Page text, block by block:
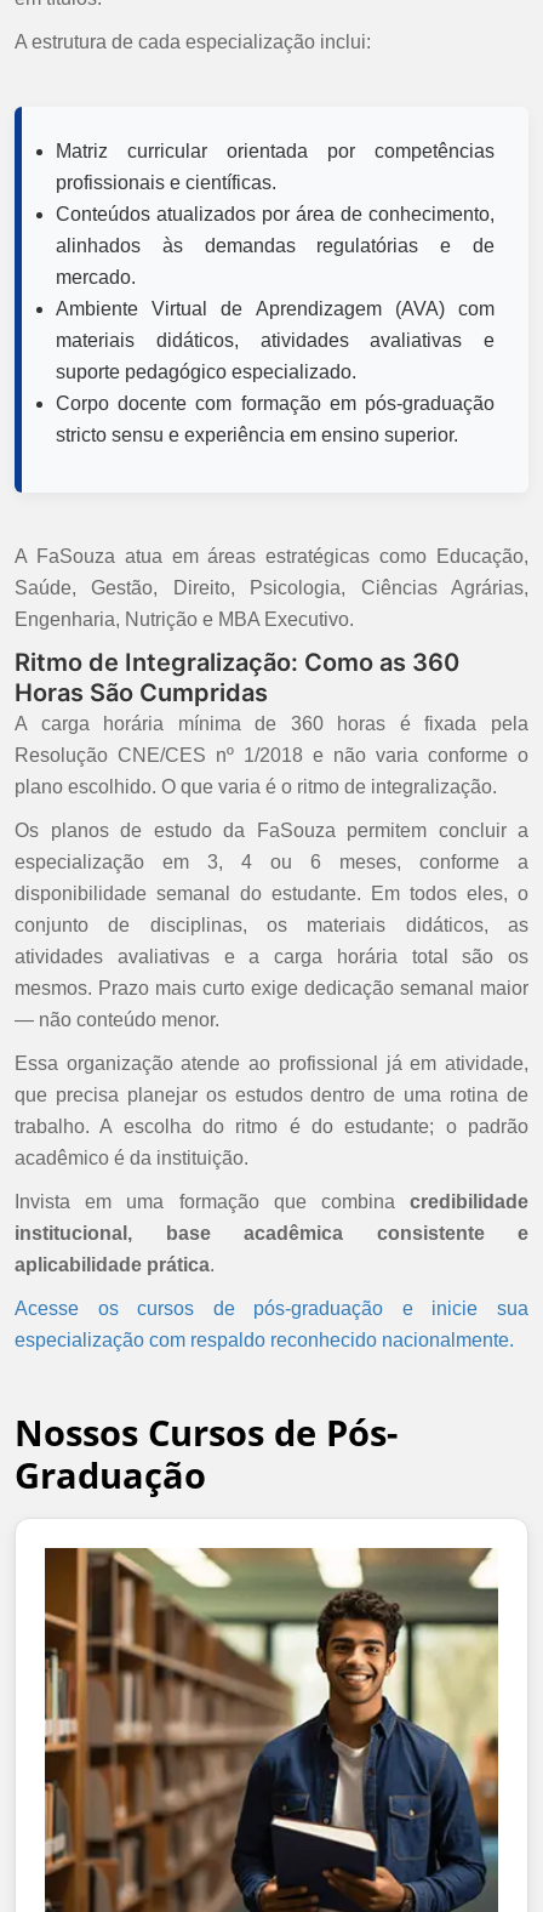
A estrutura de cada especialização inclui:
Matriz curricular orientada por competências
profissionais e científicas.
Conteúdos atualizados por área de conhecimento,
alinhados às demandas regulatórias e de
mercado.
Ambiente Virtual de Aprendizagem (AVA) com
materiais didáticos, atividades avaliativas e
suporte pedagógico especializado.
Corpo docente com formação em pós-graduação
stricto sensu e experiência em ensino superior.
A FaSouza atua em áreas estratégicas como Educação,
Saúde, Gestão, Direito, Psicologia, Ciências Agrárias,
Engenharia, Nutrição e MBA Executivo.
Ritmo de Integralização: Como as 360
Horas São Cumpridas
A carga horária mínima de 360 horas é fixada pela
Resolução CNE/CES nº 1/2018 e não varia conforme o
plano escolhido. O que varia é o ritmo de integralização.
Os planos de estudo da FaSouza permitem concluir a
especialização em 3, 4 ou 6 meses, conforme a
disponibilidade semanal do estudante. Em todos eles, o
conjunto de disciplinas, os materiais didáticos, as
atividades avaliativas e a carga horária total são os
mesmos. Prazo mais curto exige dedicação semanal maior
— não conteúdo menor.
Essa organização atende ao profissional já em atividade,
que precisa planejar os estudos dentro de uma rotina de
trabalho. A escolha do ritmo é do estudante; o padrão
acadêmico é da instituição.
Invista em uma formação que combina credibilidade
institucional, base acadêmica consistente e
aplicabilidade prática.
Acesse os cursos de pós-graduação e inicie sua
especialização com respaldo reconhecido nacionalmente.
Nossos Cursos de Pós-
Graduação